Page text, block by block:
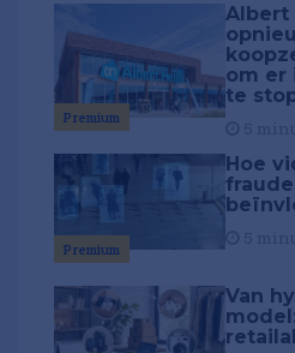
Premium
Albert
om er
te
Premium
Hoe
Van